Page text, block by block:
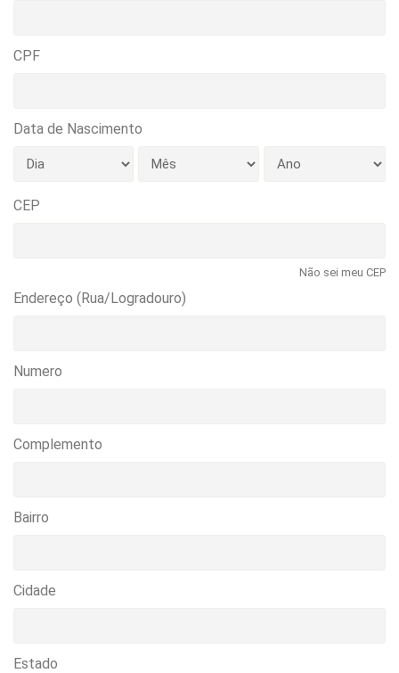
CPF
Data de Nascimento
CEP
Não sei meu CEP
Endereço (Rua/Logradouro)
Numero
Complemento
Bairro
Cidade
Estado